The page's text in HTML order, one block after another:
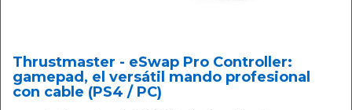
Thrustmaster - eSwap Pro Controller:
gamepad, el versátil mando profesional
con cable (PS4 / PC)